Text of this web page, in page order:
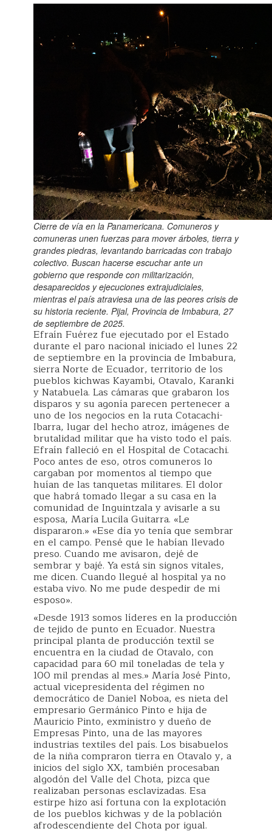
Cierre de vía en la Panamericana. Comuneros y
comuneras unen fuerzas para mover árboles, tierra y
grandes piedras, levantando barricadas con trabajo
colectivo. Buscan hacerse escuchar ante un
gobierno que responde con militarización,
desaparecidos y ejecuciones extrajudiciales,
mientras el país atraviesa una de las peores crisis de
su historia reciente. Pijal, Provincia de Imbabura, 27
de septiembre de 2025.
Efraín Fuérez fue ejecutado por el Estado
durante el paro nacional iniciado el lunes 22
de septiembre en la provincia de Imbabura,
sierra Norte de Ecuador, territorio de los
pueblos kichwas Kayambi, Otavalo, Karanki
y Natabuela. Las cámaras que grabaron los
disparos y su agonía parecen pertenecer a
uno de los negocios en la ruta Cotacachi-
Ibarra, lugar del hecho atroz, imágenes de
brutalidad militar que ha visto todo el país.
Efraín falleció en el Hospital de Cotacachi.
Poco antes de eso, otros comuneros lo
cargaban por momentos al tiempo que
huían de las tanquetas militares. El dolor
que habrá tomado llegar a su casa en la
comunidad de Inguintzala y avisarle a su
esposa, María Lucila Guitarra. «Le
dispararon.» «Ese día yo tenía que sembrar
en el campo. Pensé que le habían llevado
preso. Cuando me avisaron, dejé de
sembrar y bajé. Ya está sin signos vitales,
me dicen. Cuando llegué al hospital ya no
estaba vivo. No me pude despedir de mi
esposo».
«Desde 1913 somos líderes en la producción
de tejido de punto en Ecuador. Nuestra
principal planta de producción textil se
encuentra en la ciudad de Otavalo, con
capacidad para 60 mil toneladas de tela y
100 mil prendas al mes.» María José Pinto,
actual vicepresidenta del régimen no
democrático de Daniel Noboa, es nieta del
empresario Germánico Pinto e hija de
Mauricio Pinto, exministro y dueño de
Empresas Pinto, una de las mayores
industrias textiles del país. Los bisabuelos
de la niña compraron tierra en Otavalo y, a
inicios del siglo XX, también procesaban
algodón del Valle del Chota, pizca que
realizaban personas esclavizadas. Esa
estirpe hizo así fortuna con la explotación
de los pueblos kichwas y de la población
afrodescendiente del Chota por igual.